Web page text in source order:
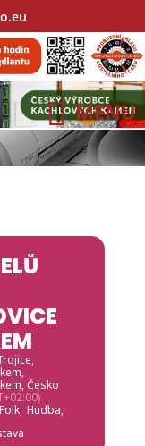
,
Česko
Folk, Hudba,